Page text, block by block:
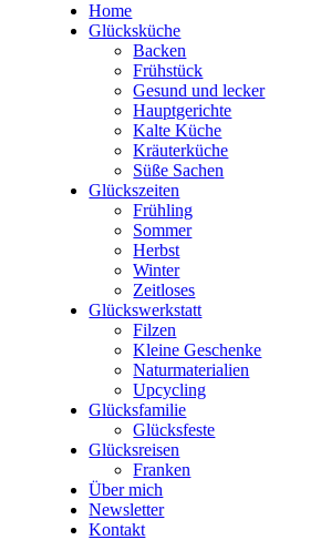
Home
Glücksküche
Backen
Frühstück
Gesund und lecker
Hauptgerichte
Kalte Küche
Kräuterküche
Süße Sachen
Glückszeiten
Frühling
Sommer
Herbst
Winter
Zeitloses
Glückswerkstatt
Filzen
Kleine Geschenke
Naturmaterialien
Upcycling
Glücksfamilie
Glücksfeste
Glücksreisen
Franken
Über mich
Newsletter
Kontakt